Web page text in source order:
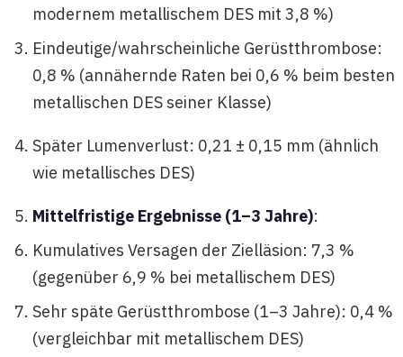
modernem metallischem DES mit 3,8 %)
Eindeutige/wahrscheinliche Gerüstthrombose:
0,8 % (annähernde Raten bei 0,6 % beim besten
metallischen DES seiner Klasse)
Später Lumenverlust: 0,21 ± 0,15 mm (ähnlich
wie metallisches DES)
Mittelfristige Ergebnisse (1–3 Jahre):
Kumulatives Versagen der Zielläsion: 7,3 %
(gegenüber 6,9 % bei metallischem DES)
Sehr späte Gerüstthrombose (1–3 Jahre): 0,4 %
(vergleichbar mit metallischem DES)